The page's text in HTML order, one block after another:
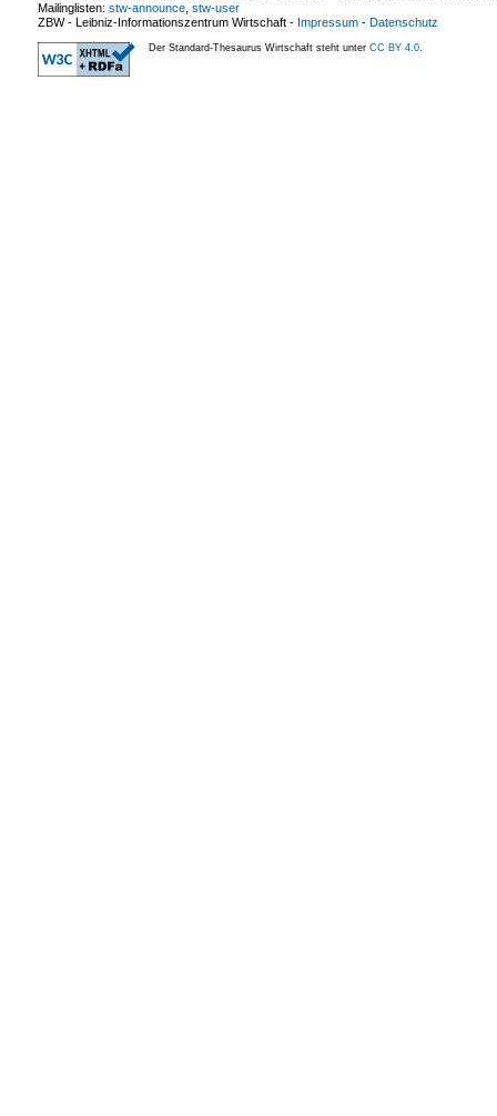
Mailinglisten: stw-announce stw-user
ZBW - Leibniz-Informationszentrum Wirtschaft - Impressum - Datenschutz
Der Standard-Thesaurus Wirtschaft steht unter CC BY 4.0